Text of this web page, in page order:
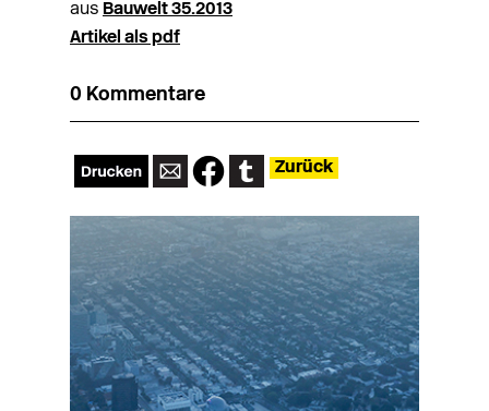
aus Bauwelt 35.2013
Artikel als pdf
0 Kommentare
Zurück